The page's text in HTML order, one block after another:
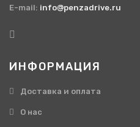
E-mail: info@penzadrive.ru
ИНФОРМАЦИЯ
Доставка и оплата
О нас